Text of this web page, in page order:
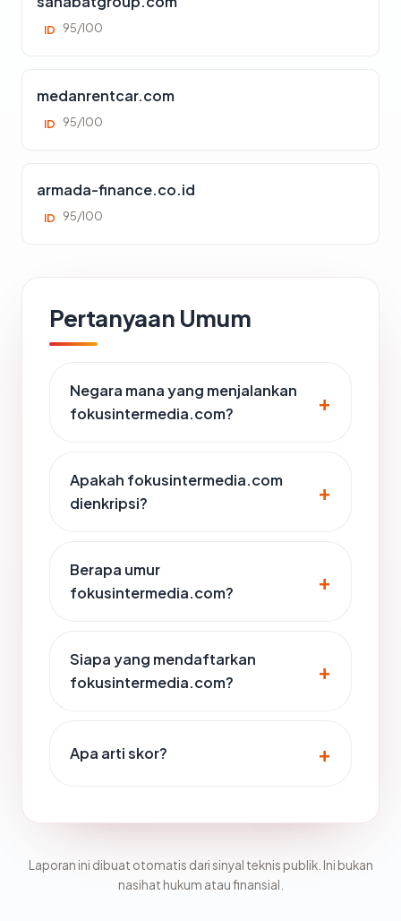
ID 95/100
medanrentcar.com
ID 95/100
armada-finance.co.id
ID 95/100
Pertanyaan Umum
Negara mana yang menjalankan
fokusintermedia.com?
Apakah fokusintermedia.com
dienkripsi?
Berapa umur
fokusintermedia.com?
Siapa yang mendaftarkan
fokusintermedia.com?
Apa arti skor?
Laporan ini dibuat otomatis dari sinyal teknis publik. Ini bukan
nasihat hukum atau finansial.